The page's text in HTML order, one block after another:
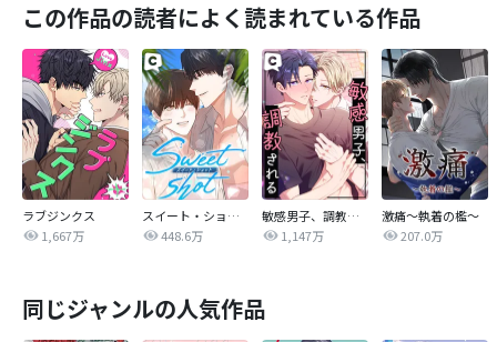
この作品の読者によく読まれている作品
ラブジンクス
1,667万
スイート・ショット
448.6万
敏感男子、調教される
1,147万
激痛～執着の檻～
207.0万
同じジャンルの人気作品